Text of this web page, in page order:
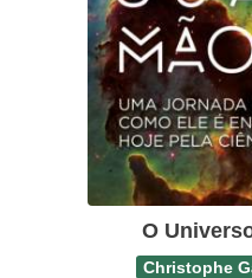
O
Christophe